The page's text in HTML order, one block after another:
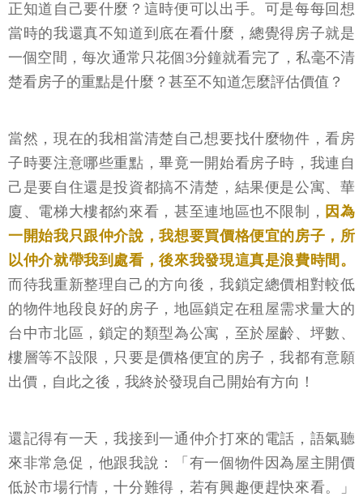
正知道自己要什麼？這時便可以出手。可是每每回想
當時的我還真不知道到底在看什麼，總覺得房子就是
一個空間，每次通常只花個3分鐘就看完了，私毫不清
楚看房子的重點是什麼？甚至不知道怎麼評估價值？
當然，現在的我相當清楚自己想要找什麼物件，看房
子時要注意哪些重點，畢竟一開始看房子時，我連自
己是要自住還是投資都搞不清楚，結果便是公寓、華
廈、電梯大樓都約來看，甚至連地區也不限制， 因為
一開始我只跟仲介說，我想要買價格便宜的房子，所
以仲介就帶我到處看，後來我發現這真是浪費時間。
而待我重新整理自己的方向後，我鎖定總價相對較低
的物件地段良好的房子，地區鎖定在租屋需求量大的
台中市北區，鎖定的類型為公寓，至於屋齡、坪數、
樓層等不設限，只要是價格便宜的房子，我都有意願
出價，自此之後，我終於發現自己開始有方向！
還記得有一天，我接到一通仲介打來的電話，語氣聽
來非常急促，他跟我說：「有一個物件因為屋主開價
低於市場行情，十分難得，若有興趣便趕快來看。」